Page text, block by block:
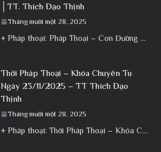
│TT. Thích Đạo Thịnh
Tháng mười một 28, 2025
+ Pháp thoại: Pháp Thoại – Con Đường Bồ Tát Đạo │TT. Thích Đạo Thịnh + Album: Pháp Thoại +
Thời Pháp Thoại – Khóa Chuyên Tu
Ngày 23/11/2025 – TT Thích Đạo
Thịnh
Tháng mười một 28, 2025
+ Pháp thoại: Thời Pháp Thoại – Khóa Chuyên Tu Ngày 23/11/2025 – TT Thích Đạo Thịnh + Album: Pháp